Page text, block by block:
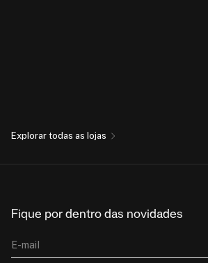
Explorar todas as lojas
Fique por dentro das novidades
E-mail